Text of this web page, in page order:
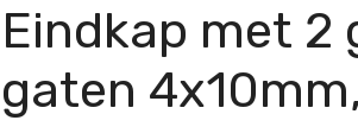
Eindkap met 2
gaten